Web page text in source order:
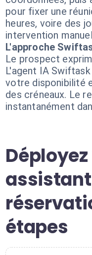
pour fixer une
heures, voire des
intervention
L'approche
Le prospect
L'agent IA
votre disponibilité
des créneaux. Le
instantanément
étapes